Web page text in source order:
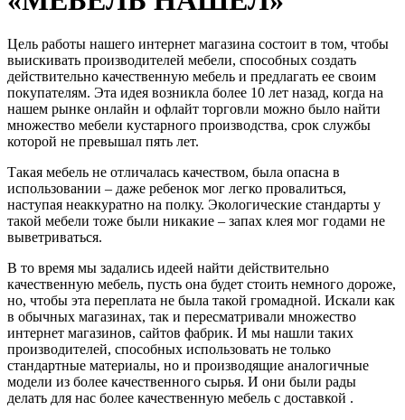
Цель работы нашего интернет магазина состоит в том, чтобы
выискивать производителей мебели, способных создать
действительно качественную мебель и предлагать ее своим
покупателям. Эта идея возникла более 10 лет назад, когда на
нашем рынке онлайн и офлайт торговли можно было найти
множество мебели кустарного производства, срок службы
которой не превышал пять лет.
Такая мебель не отличалась качеством, была опасна в
использовании – даже ребенок мог легко провалиться,
наступая неаккуратно на полку. Экологические стандарты у
такой мебели тоже были никакие – запах клея мог годами не
выветриваться.
В то время мы задались идеей найти действительно
качественную мебель, пусть она будет стоить немного дороже,
но, чтобы эта переплата не была такой громадной. Искали как
в обычных магазинах, так и пересматривали множество
интернет магазинов, сайтов фабрик. И мы нашли таких
производителей, способных использовать не только
стандартные материалы, но и производящие аналогичные
модели из более качественного сырья. И они были рады
делать для нас более качественную мебель с доставкой .